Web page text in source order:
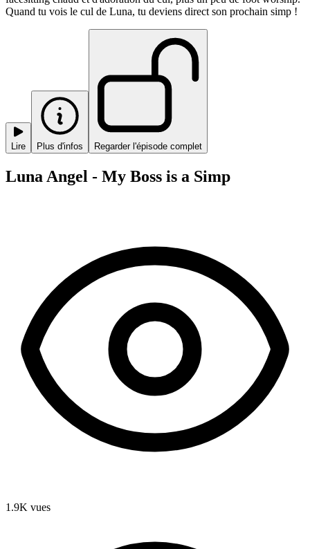
Quand tu vois le cul de Luna, tu deviens direct son prochain simp !
Lire Plus d'infos Regarder l'épisode complet
Luna Angel - My Boss is a Simp
1.9K vues